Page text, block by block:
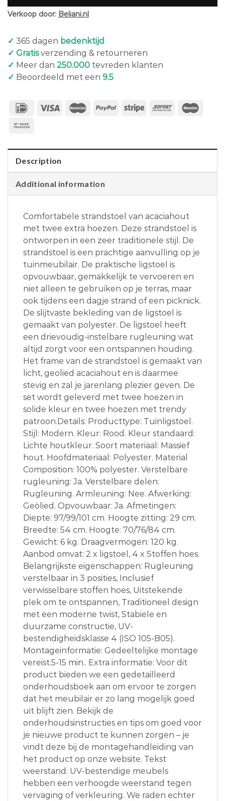
Verkoop door: Beliani.nl
✓ 365 dagen bedenktijd
✓ Gratisverzending & retourneren
✓ Meer dan 250.000 tevreden klanten
✓ Beoordeeld met een 9.5
Description
Additional information
Comfortabele strandstoel van acaciahout
met twee extra hoezen. Deze strandstoel is
ontworpen in een zeer traditionele stijl. De
strandstoel is een prachtige aanvulling op je
tuinmeubilair. De praktische ligstoel is
opvouwbaar, gemakkelijk te vervoeren en
niet alleen te gebruiken op je terras, maar
ook tijdens een dagje strand of een picknick.
De slijtvaste bekleding van de ligstoel is
gemaakt van polyester. De ligstoel heeft
een drievoudig-instelbare rugleuning wat
altijd zorgt voor een ontspannen houding.
Het frame van de strandstoel is gemaakt van
licht, geolied acaciahout en is daarmee
stevig en zal je jarenlang plezier geven. De
set wordt geleverd met twee hoezen in
solide kleur en twee hoezen met trendy
patroon.Details: Producttype: Tuinligstoel.
Stijl: Modern. Kleur: Rood. Kleur standaard:
Lichte houtkleur. Soort materiaal: Massief
hout. Hoofdmateriaal: Polyester. Material
Composition: 100% polyester. Verstelbare
rugleuning: Ja. Verstelbare delen:
Rugleuning. Armleuning: Nee. Afwerking:
Geölied. Opvouwbaar: Ja. Afmetingen:
Diepte: 97/99/101 cm. Hoogte zitting: 29 cm.
Breedte: 54 cm. Hoogte: 70/76/84 cm.
Gewicht: 6 kg. Draagvermogen: 120 kg.
Aanbod omvat: 2 x ligstoel, 4 x Stoffen hoes.
Belangrijkste eigenschappen: Rugleuning
verstelbaar in 3 posities, Inclusief
verwisselbare stoffen hoes, Uitstekende
plek om te ontspannen, Traditioneel design
met een moderne twist, Stabiele en
duurzame constructie, UV-
bestendigheidsklasse 4 (ISO 105-B05).
Montageinformatie: Gedeeltelijke montage
vereist.5-15 min.. Extra informatie: Voor dit
product bieden we een gedetailleerd
onderhoudsboek aan om ervoor te zorgen
dat het meubilair er zo lang mogelijk goed
uit blijft zien. Bekijk de
onderhoudsinstructies en tips om goed voor
je nieuwe product te kunnen zorgen – je
vindt deze bij de montagehandleiding van
het product op onze website. Tekst
weerstand: UV-bestendige meubels
hebben een verhoogde weerstand tegen
vervaging of verkleuring. We raden echter